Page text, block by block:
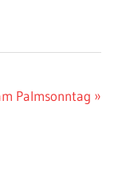
Palmsonntag